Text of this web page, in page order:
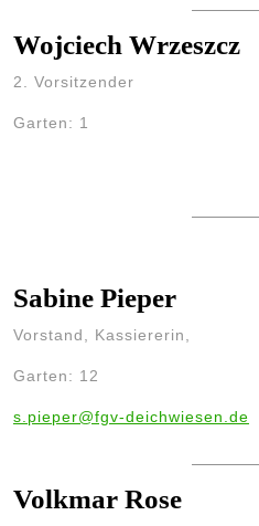
Wojciech Wrzeszcz
2. Vorsitzender
Garten: 1
Sabine Pieper
Vorstand, Kassiererin,
Garten: 12
s.pieper@fgv-deichwiesen.de
Volkmar Rose